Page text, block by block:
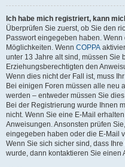
Ich habe mich registriert, kann
Überprüfen Sie zuerst, ob Sie den
Passwort eingegeben haben.
Möglichkeiten. Wenn COPPA
unter 13 Jahre alt sind, müssen Sie
Erziehungsberechtigten den
Wenn dies nicht der Fall ist, muss
Bei einigen Foren müssen alle neu
werden – entweder müssen Sie
Bei der Registrierung wurde Ihnen
nicht. Wenn Sie eine E-Mail
Anweisungen. Ansonsten prüfen
eingegeben haben oder die E-Mail
Wenn Sie sich sicher sind, dass
wurde, dann kontaktieren Sie einen